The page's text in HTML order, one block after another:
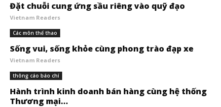
Đặt chuỗi cung ứng sầu riêng vào quỹ đạo
Vietnam Readers
Các môn thể thao
Sống vui, sống khỏe cùng phong trào đạp xe
Vietnam Readers
thông cáo báo chí
Hành trình kinh doanh bán hàng cùng hệ thống
Thương mại...